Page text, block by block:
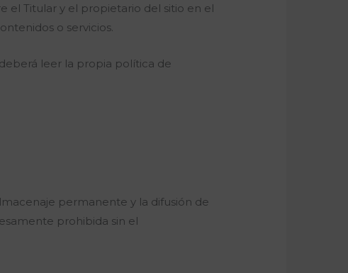
el Titular y el propietario del sitio en el
o servicios.
leer la propia política de
permanente y la difusión de
prohibida sin el